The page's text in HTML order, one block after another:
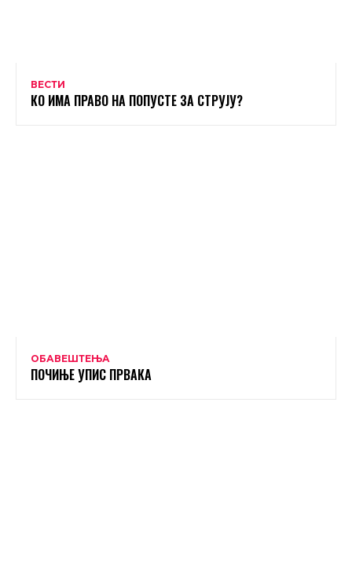
ВЕСТИ
КО ИМА ПРАВО НА ПОПУСТЕ ЗА СТРУЈУ?
ОБАВЕШТЕЊА
ПОЧИЊЕ УПИС ПРВАКА